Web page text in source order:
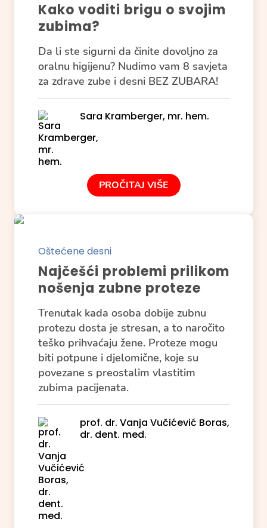
Kako voditi brigu o svojim
zubima?
Da li ste sigurni da činite dovoljno za
oralnu higijenu? Nudimo vam 8 savjeta
za zdrave zube i desni BEZ ZUBARA!
Sara Kramberger, mr. hem.
PROČITAJ VIŠE
Oštećene desni
Najčešći problemi prilikom
nošenja zubne proteze
Trenutak kada osoba dobije zubnu
protezu dosta je stresan, a to naročito
teško prihvaćaju žene. Proteze mogu
biti potpune i djelomične, koje su
povezane s preostalim vlastitim
zubima pacijenata.
prof. dr. Vanja Vučićević Boras,
dr. dent. med.